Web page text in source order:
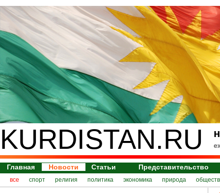
KURDISTAN.RU
Главная Новости Статьи Представительство
все спорт религия политика экономика природа